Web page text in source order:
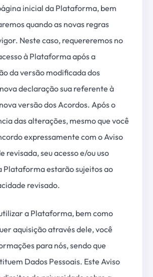
inicial da Plataforma, bem
quando as novas regras
Neste caso, requereremos no
à Plataforma após a
da versão modificada dos
declaração sua referente à
versão dos Acordos. Após o
das alterações, mesmo que você
expressamente com o Aviso
revisada, seu acesso e/ou uso
Plataforma estarão sujeitos ao
revisado.
a Plataforma, bem como
aquisição através dele, você
para nós, sendo que
Dados Pessoais. Este Aviso